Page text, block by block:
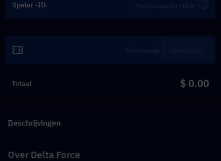
Speler -ID
Totaal $ 0.00
Beschrijvingen
Over Delta Force